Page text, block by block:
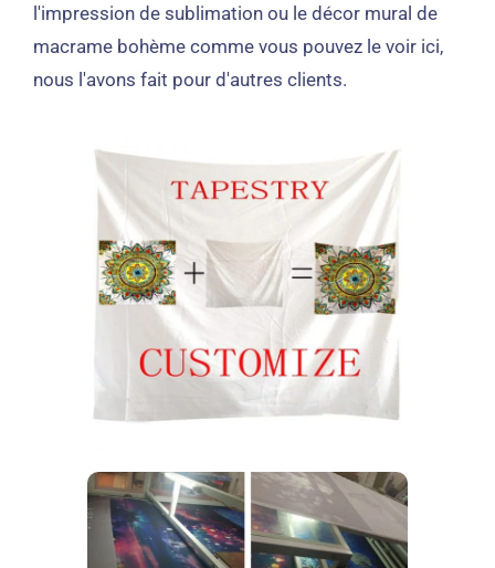
l'impression de sublimation ou le décor mural de
macrame bohème comme vous pouvez le voir ici,
nous l'avons fait pour d'autres clients.